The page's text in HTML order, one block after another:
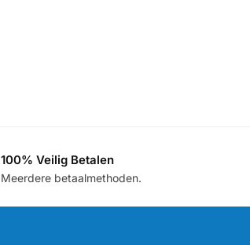
100% Veilig Betalen
Meerdere betaalmethoden.